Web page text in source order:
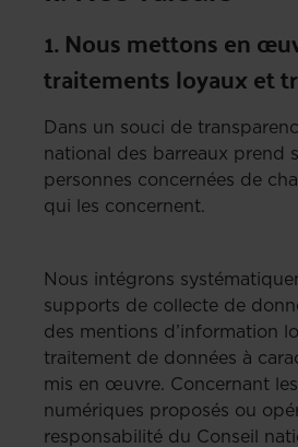
1. Nous mettons en
traitements loyaux et
Dans un souci de
national des barreaux prend
personnes concernées de
qui les concernent.
Nous intégrons
supports de collecte de
des mentions d’information
traitement de données à
mis en œuvre. Concernant
numériques proposés ou
responsabilité du Conseil